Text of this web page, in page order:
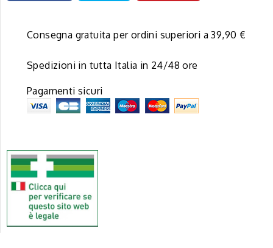
Consegna gratuita per ordini superiori a 39,90 €
Spedizioni in tutta Italia in 24/48 ore
Pagamenti sicuri